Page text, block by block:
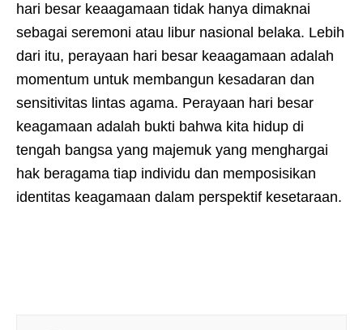
hari besar keaagamaan tidak hanya dimaknai
sebagai seremoni atau libur nasional belaka. Lebih
dari itu, perayaan hari besar keaagamaan adalah
momentum untuk membangun kesadaran dan
sensitivitas lintas agama. Perayaan hari besar
keagamaan adalah bukti bahwa kita hidup di
tengah bangsa yang majemuk yang menghargai
hak beragama tiap individu dan memposisikan
identitas keagamaan dalam perspektif kesetaraan.